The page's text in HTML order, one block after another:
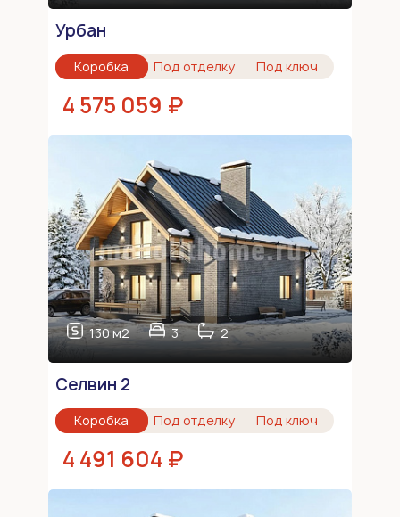
Урбан
Коробка Под отделку Под ключ
4 575 059 ₽
130 м2 3 2
Селвин 2
Коробка Под отделку Под ключ
4 491 604 ₽